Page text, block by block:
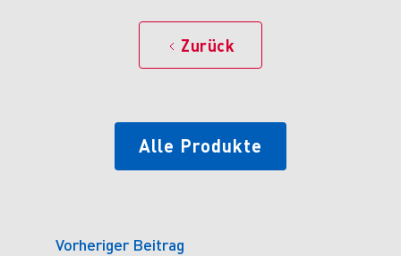
Zurück
Alle Produkte
Vorheriger Beitrag